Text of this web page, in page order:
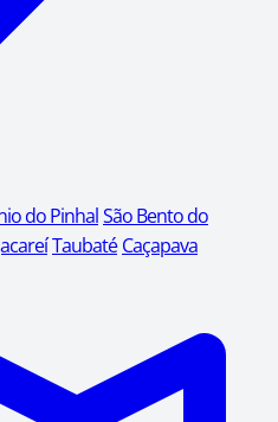
do PinhalSão Bento do
Taubaté Caçapava